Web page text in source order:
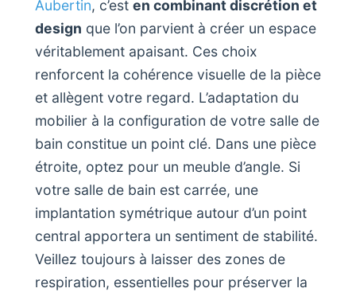
Aubertin, c’est en combinant discrétion et
design que l’on parvient à créer un espace
véritablement apaisant. Ces choix
renforcent la cohérence visuelle de la pièce
et allègent votre regard. L’adaptation du
mobilier à la configuration de votre salle de
bain constitue un point clé. Dans une pièce
étroite, optez pour un meuble d’angle. Si
votre salle de bain est carrée, une
implantation symétrique autour d’un point
central apportera un sentiment de stabilité.
Veillez toujours à laisser des zones de
respiration, essentielles pour préserver la